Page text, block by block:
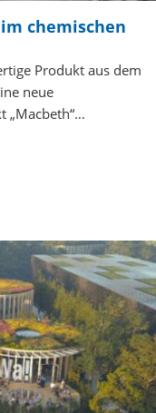
chemischen
Produkt aus dem
neue
„Macbeth“…